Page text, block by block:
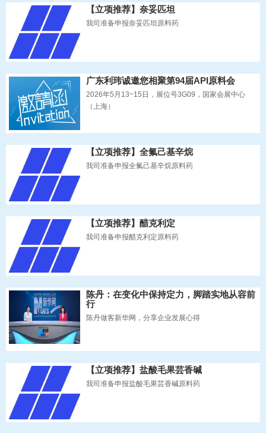
【立项推荐】奈妥匹坦
我司准备申报奈妥匹坦原料药
广东利玮诚邀您相聚第94届API原料会
2026年5月13~15日，展位号3G09，国家会展中心
（上海）
【立项推荐】全氟己基辛烷
我司准备申报全氟己基辛烷原料药
【立项推荐】醋克利定
我司准备申报醋克利定原料药
陈丹：在变化中保持定力，脚踏实地从容前
行
陈丹做客新华网，分享企业发展心得
【立项推荐】盐酸毛果芸香碱
我司准备申报盐酸毛果芸香碱原料药